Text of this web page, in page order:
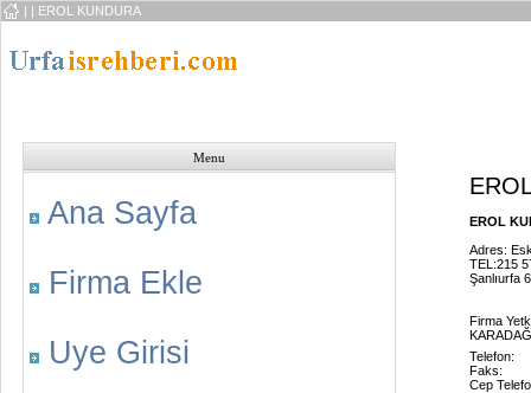
| | EROL KUNDURA
Menu
Ana Sayfa
Firma Ekle
Uye Girisi
EROL
Adres:
TEL:215
Şanlıurfa
Firma
Telefon:
Faks:
Cep